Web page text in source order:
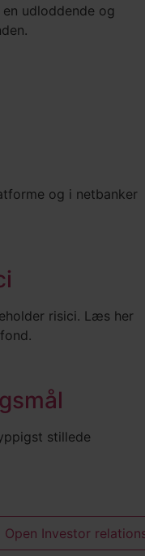
udloddende og
og i netbanker
risici. Læs her
stillede
Open Investor